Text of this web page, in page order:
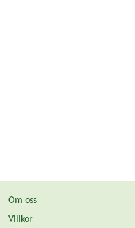
Om oss
Villkor